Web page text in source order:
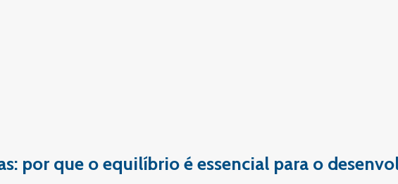
por que o equilíbrio é essencial para o